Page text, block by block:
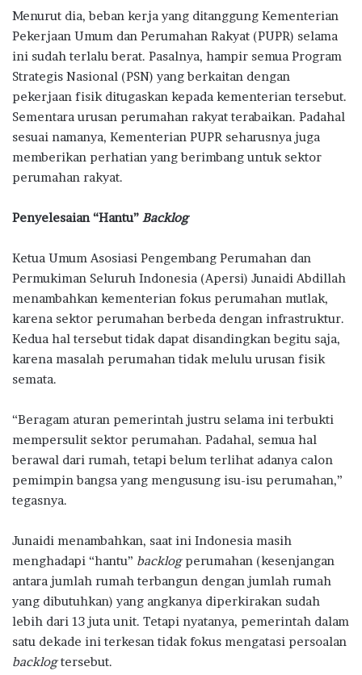
Menurut dia, beban kerja yang ditanggung Kementerian
Pekerjaan Umum dan Perumahan Rakyat (PUPR) selama
ini sudah terlalu berat. Pasalnya, hampir semua Program
Strategis Nasional (PSN) yang berkaitan dengan
pekerjaan fisik ditugaskan kepada kementerian tersebut.
Sementara urusan perumahan rakyat terabaikan. Padahal
sesuai namanya, Kementerian PUPR seharusnya juga
memberikan perhatian yang berimbang untuk sektor
perumahan rakyat.
Penyelesaian “Hantu” Backlog
Ketua Umum Asosiasi Pengembang Perumahan dan
Permukiman Seluruh Indonesia (Apersi) Junaidi Abdillah
menambahkan kementerian fokus perumahan mutlak,
karena sektor perumahan berbeda dengan infrastruktur.
Kedua hal tersebut tidak dapat disandingkan begitu saja,
karena masalah perumahan tidak melulu urusan fisik
semata.
“Beragam aturan pemerintah justru selama ini terbukti
mempersulit sektor perumahan. Padahal, semua hal
berawal dari rumah, tetapi belum terlihat adanya calon
pemimpin bangsa yang mengusung isu-isu perumahan,”
tegasnya.
Junaidi menambahkan, saat ini Indonesia masih
menghadapi “hantu” backlogperumahan (kesenjangan
antara jumlah rumah terbangun dengan jumlah rumah
yang dibutuhkan) yang angkanya diperkirakan sudah
lebih dari 13 juta unit. Tetapi nyatanya, pemerintah dalam
satu dekade ini terkesan tidak fokus mengatasi persoalan
backlogtersebut.